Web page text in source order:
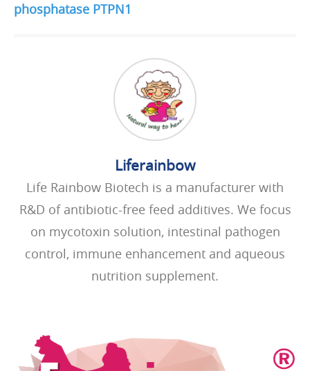
phosphatase PTPN1
Liferainbow
Life Rainbow Biotech is a manufacturer with
R&D of antibiotic-free feed additives. We focus
on mycotoxin solution, intestinal pathogen
control, immune enhancement and aqueous
nutrition supplement.